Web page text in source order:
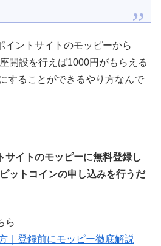
イントサイトのモッピーから
開設を行えば1000円がもらえる
することができるやり方なんで
サイトのモッピーに無料登録し
ットコインの申し込みを行うだ
ら
｜登録前にモッピー徹底解説